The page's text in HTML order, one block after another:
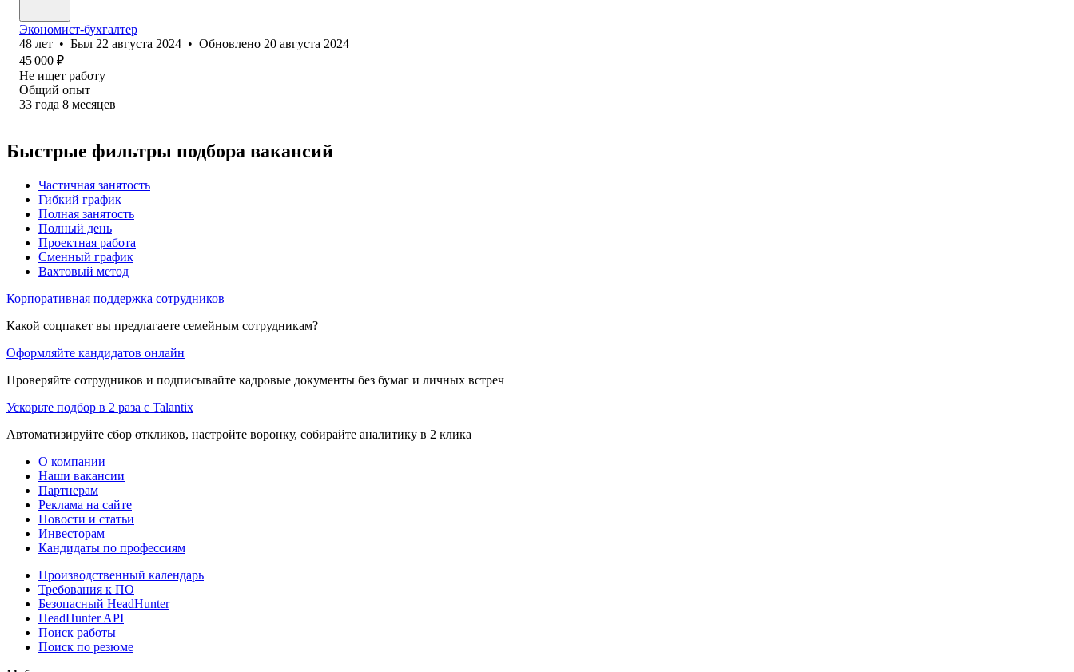
Экономист-бухгалтер
48 лет • Был 22 августа 2024 • Обновлено 20 августа 2024
45 000 ₽
Не ищет работу
Общий опыт
33 года 8 месяцев
Быстрые фильтры подбора вакансий
Частичная занятость
Гибкий график
Полная занятость
Полный день
Проектная работа
Сменный график
Вахтовый метод
Корпоративная поддержка сотрудников
Какой соцпакет вы предлагаете семейным сотрудникам?
Оформляйте кандидатов онлайн
Проверяйте сотрудников и подписывайте кадровые документы без бумаг и личных встреч
Ускорьте подбор в 2 раза с Talantix
Автоматизируйте сбор откликов, настройте воронку, собирайте аналитику в 2 клика
О компании
Наши вакансии
Партнерам
Реклама на сайте
Новости и статьи
Инвесторам
Кандидаты по профессиям
Производственный календарь
Требования к ПО
Безопасный HeadHunter
HeadHunter API
Поиск работы
Поиск по резюме